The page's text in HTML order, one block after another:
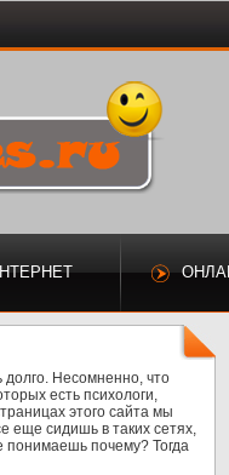
долго. Несомненно, что
есть психологи,
этого сайта мы
еще сидишь в таких сетях,
понимаешь почему? Тогда